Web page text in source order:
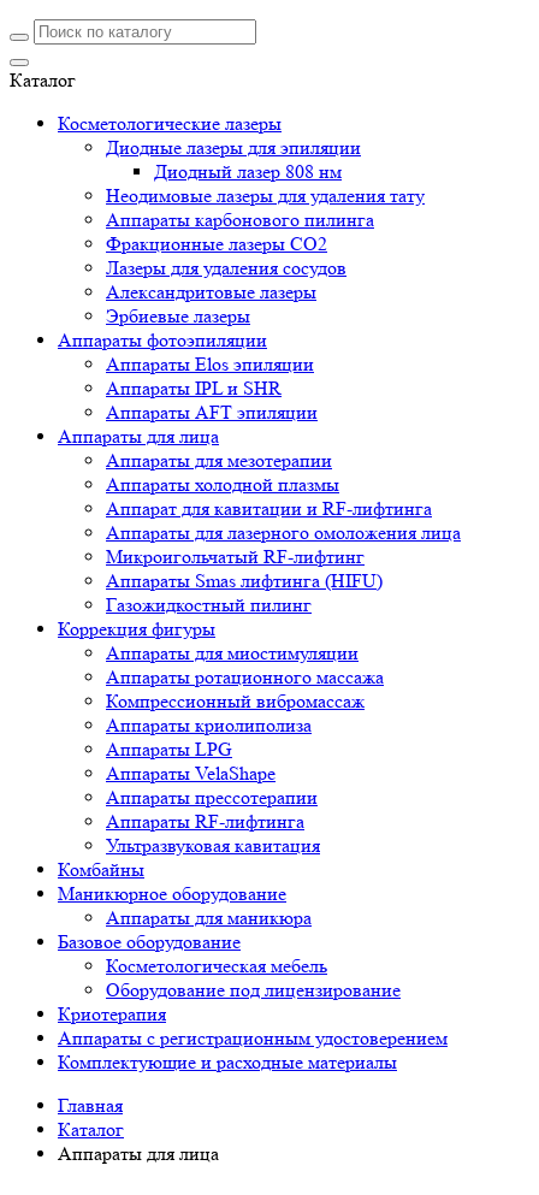
Каталог
Косметологические лазеры
Диодные лазеры для эпиляции
Диодный лазер 808 нм
Неодимовые лазеры для удаления тату
Аппараты карбонового пилинга
Фракционные лазеры CO2
Лазеры для удаления сосудов
Александритовые лазеры
Эрбиевые лазеры
Аппараты фотоэпиляции
Аппараты Elos эпиляции
Аппараты IPL и SHR
Аппараты AFT эпиляции
Аппараты для лица
Аппараты для мезотерапии
Аппараты холодной плазмы
Аппарат для кавитации и RF-лифтинга
Аппараты для лазерного омоложения лица
Микроигольчатый RF-лифтинг
Аппараты Smas лифтинга (HIFU)
Газожидкостный пилинг
Коррекция фигуры
Аппараты для миостимуляции
Аппараты ротационного массажа
Компрессионный вибромассаж
Аппараты криолиполиза
Аппараты LPG
Аппараты VelaShape
Аппараты прессотерапии
Аппараты RF-лифтинга
Ультразвуковая кавитация
Комбайны
Маникюрное оборудование
Аппараты для маникюра
Базовое оборудование
Косметологическая мебель
Оборудование под лицензирование
Криотерапия
Аппараты c регистрационным удостоверением
Комплектующие и расходные материалы
Главная
Каталог
Аппараты для лица